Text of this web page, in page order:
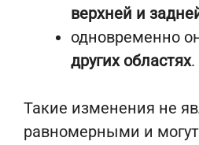
верхней и
одновременно
других областях.
Такие изменения не
равномерными и